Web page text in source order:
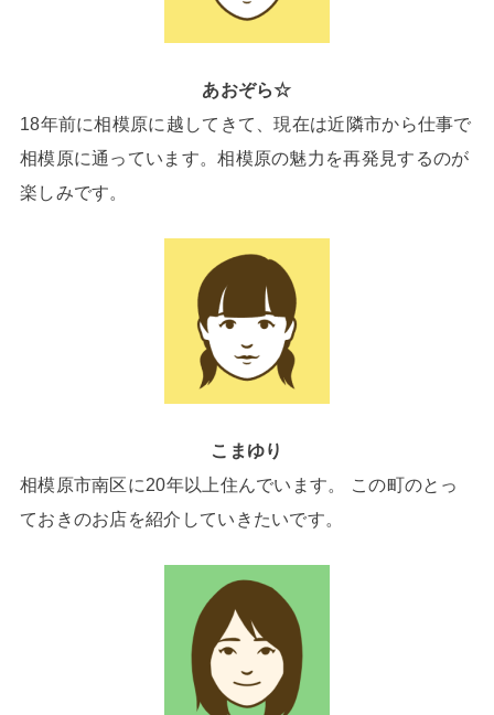
あおぞら☆
18年前に相模原に越してきて、現在は近隣市から仕事で
相模原に通っています。相模原の魅力を再発見するのが
楽しみです。
こまゆり
相模原市南区に20年以上住んでいます。 この町のとっ
ておきのお店を紹介していきたいです。